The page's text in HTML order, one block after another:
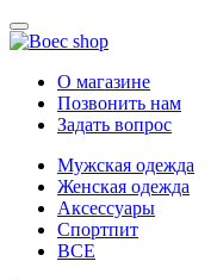
О магазине
Позвонить нам
Задать вопрос
Мужская одежда
Женская одежда
Аксессуары
Спортпит
ВСЕ